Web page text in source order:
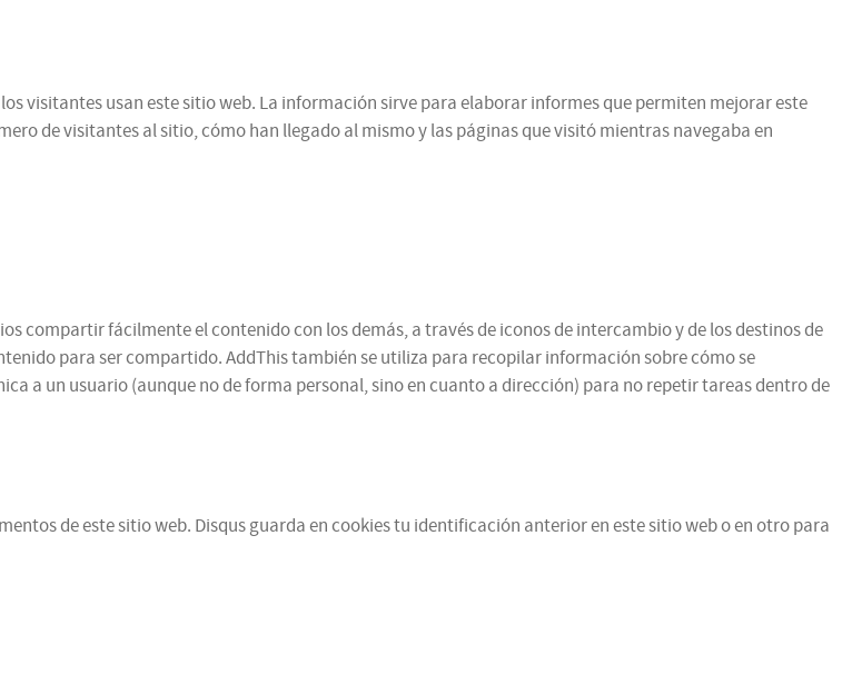
visitantes usan este sitio web. La información sirve para elaborar informes que permiten mejorar este
de visitantes al sitio, cómo han llegado al mismo y las páginas que visitó mientras navegaba en
compartir fácilmente el contenido con los demás, a través de iconos de intercambio y de los destinos de
para ser compartido. AddThis también se utiliza para recopilar información sobre cómo se
a un usuario (aunque no de forma personal, sino en cuanto a dirección) para no repetir tareas dentro de
de este sitio web. Disqus guarda en cookies tu identificación anterior en este sitio web o en otro para